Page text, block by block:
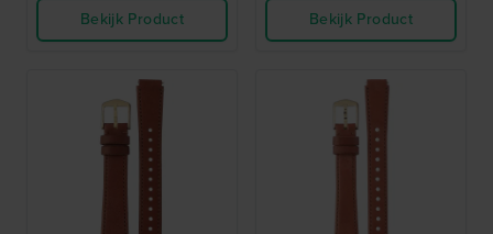
Bekijk Product
Bekijk Product